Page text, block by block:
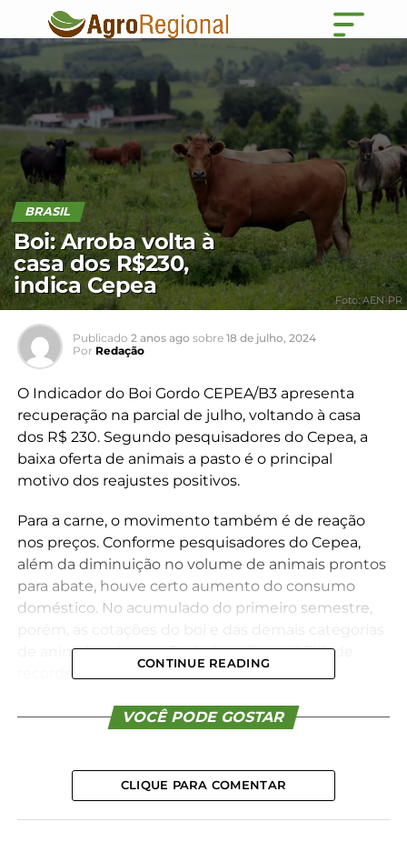
BRASIL
Boi: Arroba volta à
casa dos R$230,
indica Cepea
Foto: AEN-PR
Publicado 2 anos ago sobre 18 de julho, 2024
Por Redação
O Indicador do Boi Gordo CEPEA/B3 apresenta
recuperação na parcial de julho, voltando à casa
dos R$ 230. Segundo pesquisadores do Cepea, a
baixa oferta de animais a pasto é o principal
motivo dos reajustes positivos.
Para a carne, o movimento também é de reação
nos preços. Conforme pesquisadores do Cepea,
além da diminuição no volume de animais prontos
para abate, houve certo aumento do consumo
doméstico. No acumulado do primeiro semestre,
de animais caíram, refletindo a disponibilidade
recorde de carne bovina.
Cálculos do Cepea baseados em estimativa própria
da produção, em dados do IBGE e da Secex
mercado brasileiro de janeiro a junho superou em
14,43% o do mesmo período do ano passado,
atingindo a marca histórica de cerca de 3,58
CONTINUE READING
VOCÊ PODE GOSTAR
CLIQUE PARA COMENTAR